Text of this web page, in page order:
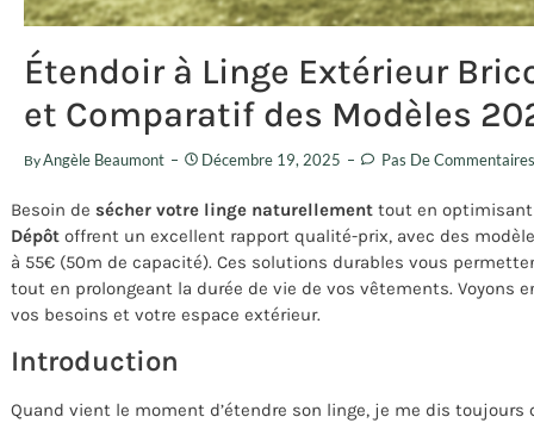
Étendoir à Linge Extérieur
et Comparatif des Modèles
ByAngèle Beaumont Décembre 19, 2025 Pas De Commentaires
Besoin de sécher votre linge naturellement tout en optimisant
Dépôt offrent un excellent rapport qualité-prix, avec des
à 55€ (50m de capacité). Ces solutions durables vous
tout en prolongeant la durée de vie de vos vêtements. Voyons
vos besoins et votre espace extérieur.
Introduction
Quand vient le moment d’étendre son linge, je me dis